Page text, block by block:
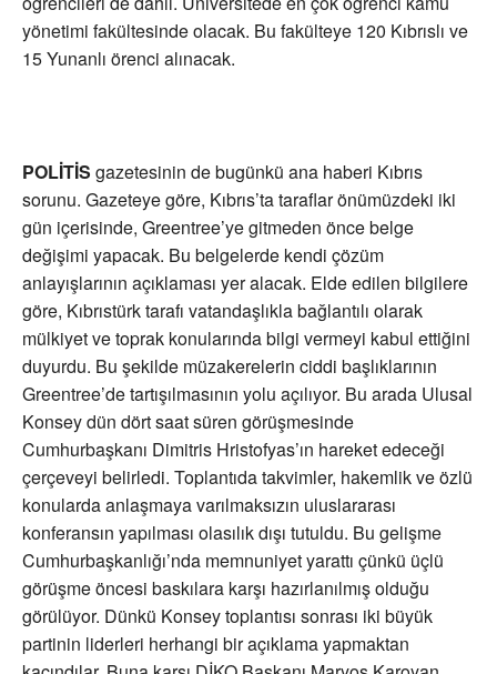
yönetimi fakültesinde olacak. Bu fakülteye 120 Kıbrıslı ve
15 Yunanlı örenci alınacak.
POLİTİS gazetesinin de bugünkü ana haberi Kıbrıs
sorunu. Gazeteye göre, Kıbrıs’ta taraflar önümüzdeki iki
gün içerisinde, Greentree’ye gitmeden önce belge
değişimi yapacak. Bu belgelerde kendi çözüm
anlayışlarının açıklaması yer alacak. Elde edilen bilgilere
göre, Kıbrıstürk tarafı vatandaşlıkla bağlantılı olarak
mülkiyet ve toprak konularında bilgi vermeyi kabul ettiğini
duyurdu. Bu şekilde müzakerelerin ciddi başlıklarının
Greentree’de tartışılmasının yolu açılıyor. Bu arada Ulusal
Konsey dün dört saat süren görüşmesinde
Cumhurbaşkanı Dimitris Hristofyas’ın hareket edeceği
çerçeveyi belirledi. Toplantıda takvimler, hakemlik ve özlü
konularda anlaşmaya varılmaksızın uluslararası
konferansın yapılması olasılık dışı tutuldu. Bu gelişme
Cumhurbaşkanlığı’nda memnuniyet yarattı çünkü üçlü
görüşme öncesi baskılara karşı hazırlanılmış olduğu
görülüyor. Dünkü Konsey toplantısı sonrası iki büyük
partinin liderleri herhangi bir açıklama yapmaktan